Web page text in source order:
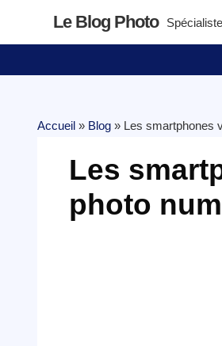
Le Blog Photo
Accueil » Blog » Les smartphones
Les
photo